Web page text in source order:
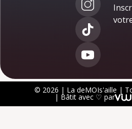
© 2026 | La deMOIs'aille |
| Bâtit avec ♡ par